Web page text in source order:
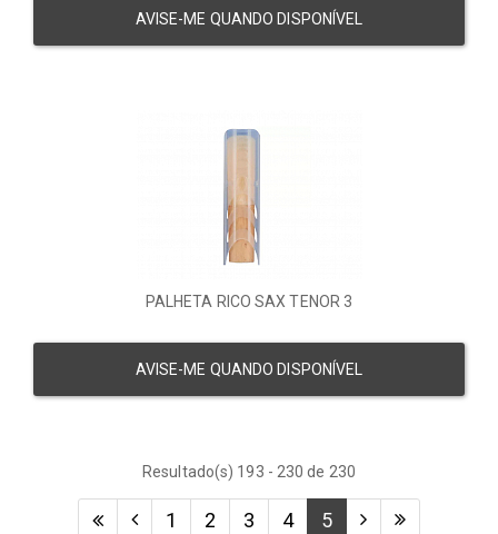
AVISE-ME QUANDO DISPONÍVEL
PALHETA RICO SAX TENOR 3
AVISE-ME QUANDO DISPONÍVEL
Resultado(s) 193 - 230 de 230
1 2 3 4 5